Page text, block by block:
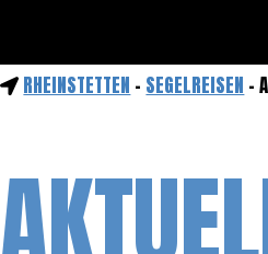
RHEINSTETTEN - SEGELREISEN -